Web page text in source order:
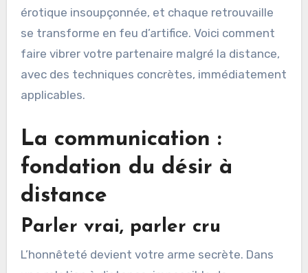
érotique insoupçonnée, et chaque retrouvaille
se transforme en feu d’artifice. Voici comment
faire vibrer votre partenaire malgré la distance,
avec des techniques concrètes, immédiatement
applicables.
La communication :
fondation du désir à
distance
Parler vrai, parler cru
L’honnêteté devient votre arme secrète. Dans